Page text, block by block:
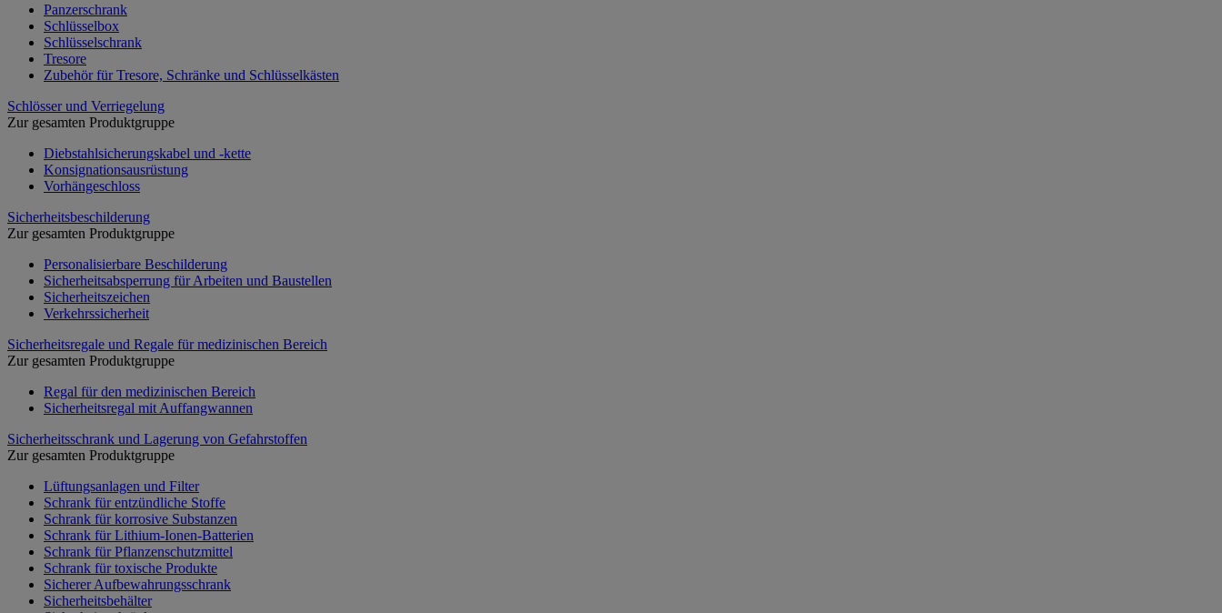
Panzerschrank
Schlüsselbox
Schlüsselschrank
Tresore
Zubehör für Tresore, Schränke und Schlüsselkästen
Schlösser und Verriegelung
Zur gesamten Produktgruppe
Diebstahlsicherungskabel und -kette
Konsignationsausrüstung
Vorhängeschloss
Sicherheitsbeschilderung
Zur gesamten Produktgruppe
Personalisierbare Beschilderung
Sicherheitsabsperrung für Arbeiten und Baustellen
Sicherheitszeichen
Verkehrssicherheit
Sicherheitsregale und Regale für medizinischen Bereich
Zur gesamten Produktgruppe
Regal für den medizinischen Bereich
Sicherheitsregal mit Auffangwannen
Sicherheitsschrank und Lagerung von Gefahrstoffen
Zur gesamten Produktgruppe
Lüftungsanlagen und Filter
Schrank für entzündliche Stoffe
Schrank für korrosive Substanzen
Schrank für Lithium-Ionen-Batterien
Schrank für Pflanzenschutzmittel
Schrank für toxische Produkte
Sicherer Aufbewahrungsschrank
Sicherheitsbehälter